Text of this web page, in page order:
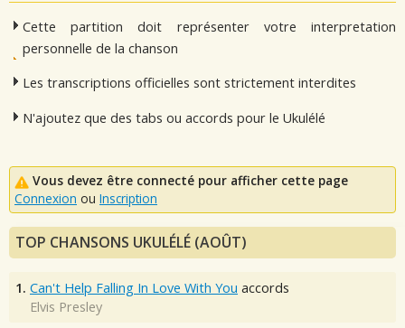
Cette partition doit représenter votre interpretation
personnelle de la chanson
Les transcriptions officielles sont strictement interdites
N'ajoutez que des tabs ou accords pour le Ukulélé
Vous devez être connecté pour afficher cette page
Connexion ou Inscription
TOP CHANSONS UKULÉLÉ (AOÛT)
1. Can't Help Falling In Love With You accords
Elvis Presley